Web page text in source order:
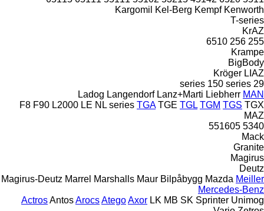
Kargomil
Kel-Berg Kempf Kenworth
T-series
KrAZ
255
256
6510
Krampe
BigBody
Kröger LIAZ
29 series
150 series
Ladog Langendorf Lanz+Marti Liebherr MAN
F8 F90 L2000 LE NL series TGA TGE TGL TGM TGS TGX
MAZ
5340
551605
Mack
Granite
Magirus
Deutz
Magirus-Deutz Marrel Marshalls Maur Bilpåbygg Mazda Meiller
Mercedes-Benz
ActrosAntosArocsAtegoAxor LK MB SK Sprinter Unimog